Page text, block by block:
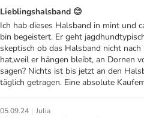
Lieblingshalsband 😊
Ich hab dieses Halsband in mint und
bin begeistert. Er geht
skeptisch ob das Halsband nicht nach
hat,weil er hängen bleibt, an Dornen
sagen? Nichts ist bis jetzt an den
täglich getragen. Eine absolute
05.09.24 | Julia